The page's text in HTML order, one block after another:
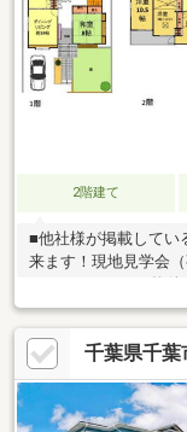
2階建て
■他社様が掲載してい
来ます！現地見学会
物件においても事前
中の物件は事前に居
めにご予約をお願い
日・時間帯問わず柔
ください■資金計画
時・無料で承ります
千葉県千葉